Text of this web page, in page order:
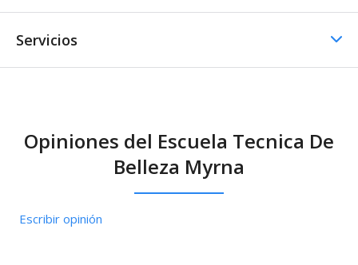
Servicios
Comedor / Cafetería -
Opiniones del Escuela Tecnica De
Belleza Myrna
Escribir opinión